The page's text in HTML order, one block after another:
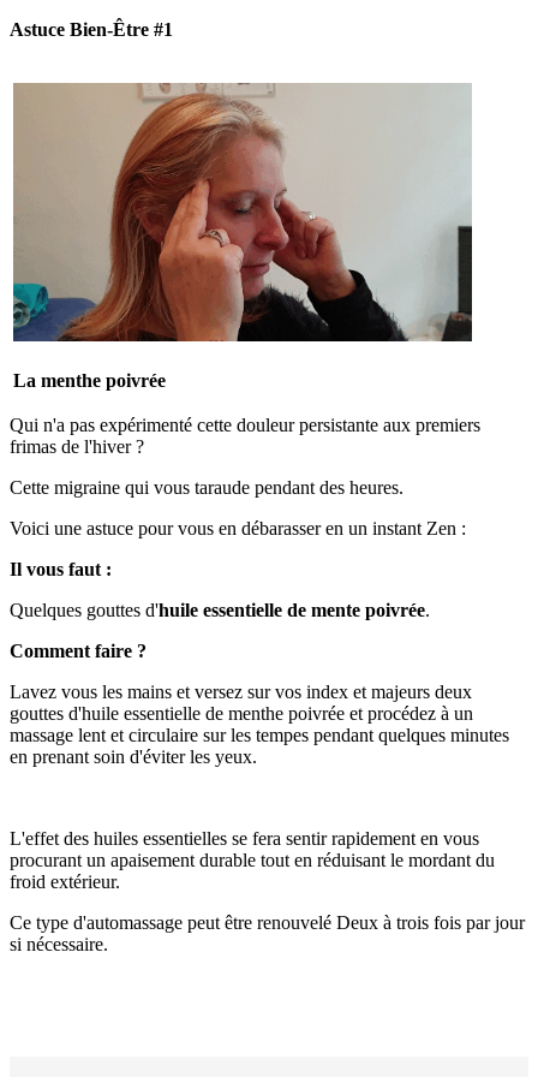
Astuce Bien-Être #1
La menthe poivrée
Qui n'a pas expérimenté cette douleur persistante aux premiers
frimas de l'hiver ?
Cette migraine qui vous taraude pendant des heures.
Voici une astuce pour vous en débarasser en un instant Zen :
Il vous faut :
Quelques gouttes d'huile essentielle de mente poivrée.
Comment faire ?
Lavez vous les mains et versez sur vos index et majeurs deux
gouttes d'huile essentielle de menthe poivrée et procédez à un
massage lent et circulaire sur les tempes pendant quelques minutes
en prenant soin d'éviter les yeux.
L'effet des huiles essentielles se fera sentir rapidement en vous
procurant un apaisement durable tout en réduisant le mordant du
froid extérieur.
Ce type d'automassage peut être renouvelé Deux à trois fois par jour
si nécessaire.